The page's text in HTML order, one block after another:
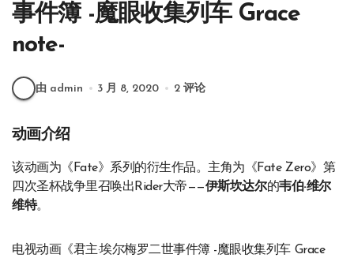
事件簿 -魔眼收集列车 Grace
note-
由 admin 3 月 8, 2020 2 评论
动画介绍
该动画为《Fate》系列的衍生作品。主角为《Fate Zero》第
四次圣杯战争里召唤出Rider大帝——伊斯坎达尔的韦伯·维尔
维特。
电视动画《君主·埃尔梅罗二世事件簿 -魔眼收集列车 Grace